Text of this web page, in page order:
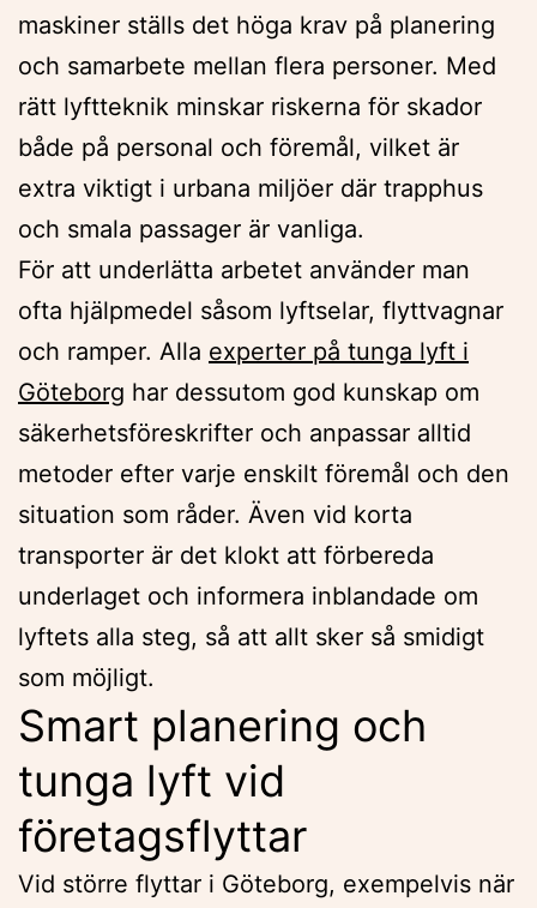
maskiner ställs det höga krav på planering
och samarbete mellan flera personer. Med
rätt lyftteknik minskar riskerna för skador
både på personal och föremål, vilket är
extra viktigt i urbana miljöer där trapphus
och smala passager är vanliga.
För att underlätta arbetet använder man
ofta hjälpmedel såsom lyftselar, flyttvagnar
och ramper. Alla experter på tunga lyft i
Göteborg har dessutom god kunskap om
säkerhetsföreskrifter och anpassar alltid
metoder efter varje enskilt föremål och den
situation som råder. Även vid korta
transporter är det klokt att förbereda
underlaget och informera inblandade om
lyftets alla steg, så att allt sker så smidigt
som möjligt.
Smart planering och
tunga lyft vid
företagsflyttar
Vid större flyttar i Göteborg, exempelvis när